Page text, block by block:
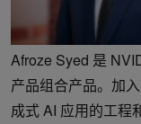
Afroze Syed 是
产品组合产品。加
成式 AI 应用的工程